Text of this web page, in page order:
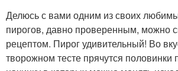
Делюсь с вами одним из своих
пирогов, давно проверенным, можно
рецептом. Пирог удивительный! Во
творожном тесте прячутся половинки